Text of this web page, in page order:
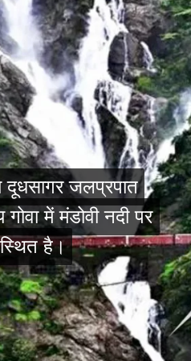
दूधसागर जलप्रपात
गोवा में मंडोवी नदी पर
स्थित है।
दूधसागर जलप्रपात
गोवा में मंडोवी नदी पर
स्थित है।